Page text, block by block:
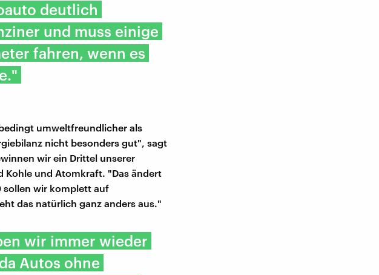
deutlich
und muss einige
fahren, wenn es
umweltfreundlicher als
nicht besonders gut", sagt
wir ein Drittel unserer
Kohle und Atomkraft. "Das ändert
sollen wir komplett auf
das natürlich ganz anders aus."
wir immer wieder
Autos ohne